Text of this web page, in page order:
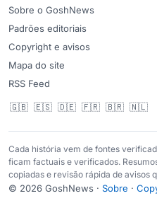
Sobre o GoshNews
Padrões editoriais
Copyright e avisos
Mapa do site
RSS Feed
🇬🇧 🇪🇸 🇩🇪 🇫🇷 🇧🇷 🇳🇱
Cada história vem de fontes
ficam factuais e verificados.
copiadas e revisão rápida de avisos
© 2026 GoshNews · Sobre ·